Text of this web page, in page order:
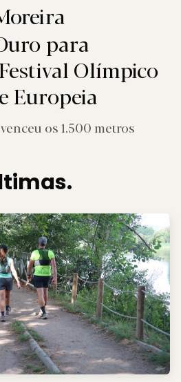
para
Olímpico
Europeia
os 1.500 metros